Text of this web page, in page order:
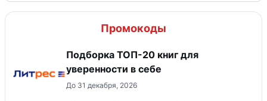
Промокоды
Подборка ТОП-20 книг для
уверенности в себе
До 31 декабря, 2026